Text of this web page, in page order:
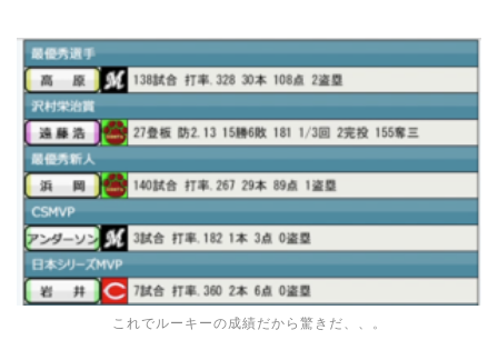
これでルーキーの成績だから驚きだ、、。